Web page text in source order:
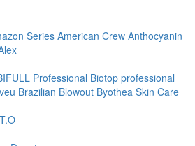
Series American Crew Anthocyanin
Professional Biotop professional
Brazilian Blowout Byothea Skin Care